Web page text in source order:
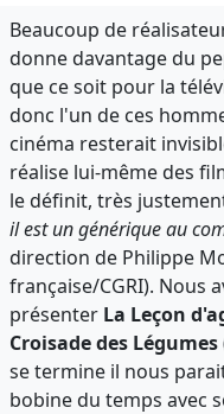
Beaucoup de
donne davantage du
que ce soit pour la
donc l'un de ces
cinéma resterait
réalise lui-même des
le définit, très
il est un générique au
direction de Philippe
française/CGRI). Nous
présenter La Leçon
Croisade des Légumes
se termine il nous
bobine du temps avec